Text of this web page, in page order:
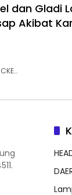
dan Gladi
Akibat